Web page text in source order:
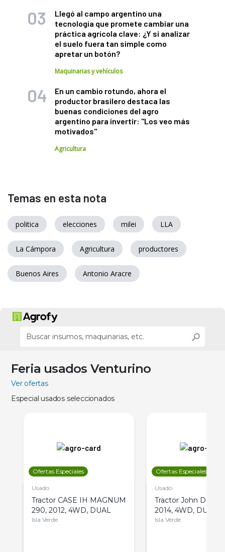
Llegó al campo argentino una
tecnología que promete cambiar una
práctica agrícola clave: ¿Y si analizar
el suelo fuera tan simple como
apretar un botón?
Maquinarias y vehículos
En un cambio rotundo, ahora el
productor brasilero destaca las
buenas condiciones del agro
argentino para invertir: "Los veo más
motivados"
Agricultura
Temas en esta nota
politica elecciones milei LLA
La Cámpora Agricultura productores
Buenos Aires Antonio Aracre
Feria usados Venturino
Ver ofertas
Especial usados seleccionados
Ofertas Especiales
Usado
Tractor CASE IH MAGNUM
290, 2012, 4WD, DUAL
Isla Verde
Ofertas Especiales
Usado
Tractor John Deere
2014, 4WD, DUAL
Isla Verde